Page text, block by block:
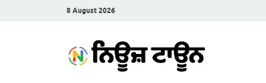
8 August 2026